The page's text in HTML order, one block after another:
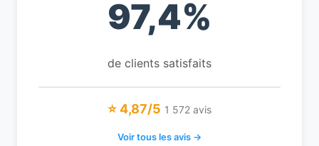
97,4%
de clients satisfaits
⭐ 4,87/5 1 572 avis
Voir tous les avis →